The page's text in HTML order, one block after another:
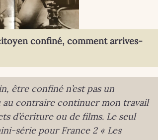
confiné, comment arrives-
être confiné n’est pas un
au contraire continuer mon travail
d’écriture ou de films. Le seul
série pour France 2 « Les